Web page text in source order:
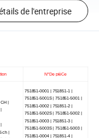
de l'entreprise
N°De pièCe
CH |
|
|
ch |
751851-0001 | 751851-1 |
751851-5001S | 751851-5001 |
751851-0002 | 751851-2 |
751851-5002S | 751851-5002 |
751851-0003 | 751851-3 |
751851-5003S | 751851-5003 |
751851-0004 | 751851-4 |